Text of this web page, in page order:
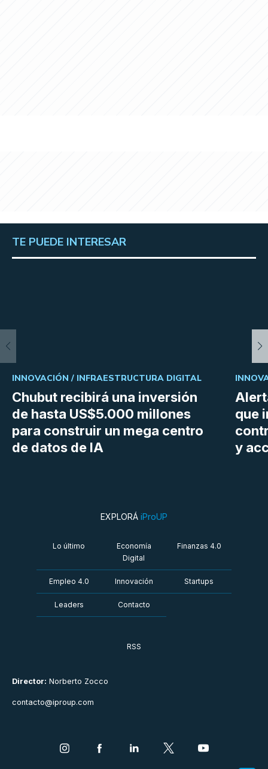
TE PUEDE INTERESAR
Chubut recibirá una inversión
de hasta US$5.000 millones
para construir un mega centro
de datos de IA
INNOVACIÓN / INFRAESTRUCTURA DIGITAL
que
y
Director: Norberto Zocco
contacto@iproup.com
EXPLORÁ iProUP
Lo último
Economía
Digital
Finanzas 4.0
Empleo 4.0 Innovación Startups
Leaders Contacto
RSS